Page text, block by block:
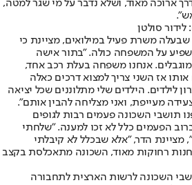
ארוכה מאוד, ושלא נדבר על מי שגר למטה,
לידור סולטן
משרת פעיל במילואים, מציינת כי
על המשפחה כולה. "בתור אישה
אנחנו משפחה בעלת רכב אחד,
אז השני צריך למצוא דרכים כאלה
לילדים. הילדים שלי מתלוננים שכל יציאה
מעייפת, ואני מצליחה להבין אותם".
תושבי השכונה פעמים רבות לגופים
הפעמים כלל לא זכו למענה. "שלחתי
מציינת הדר, "אלא שבכלל לא קיבלתי
רחוקות מאוד, השכונה מתאכלסת בקצב
השכונה לרשות הארצית לתחבורה